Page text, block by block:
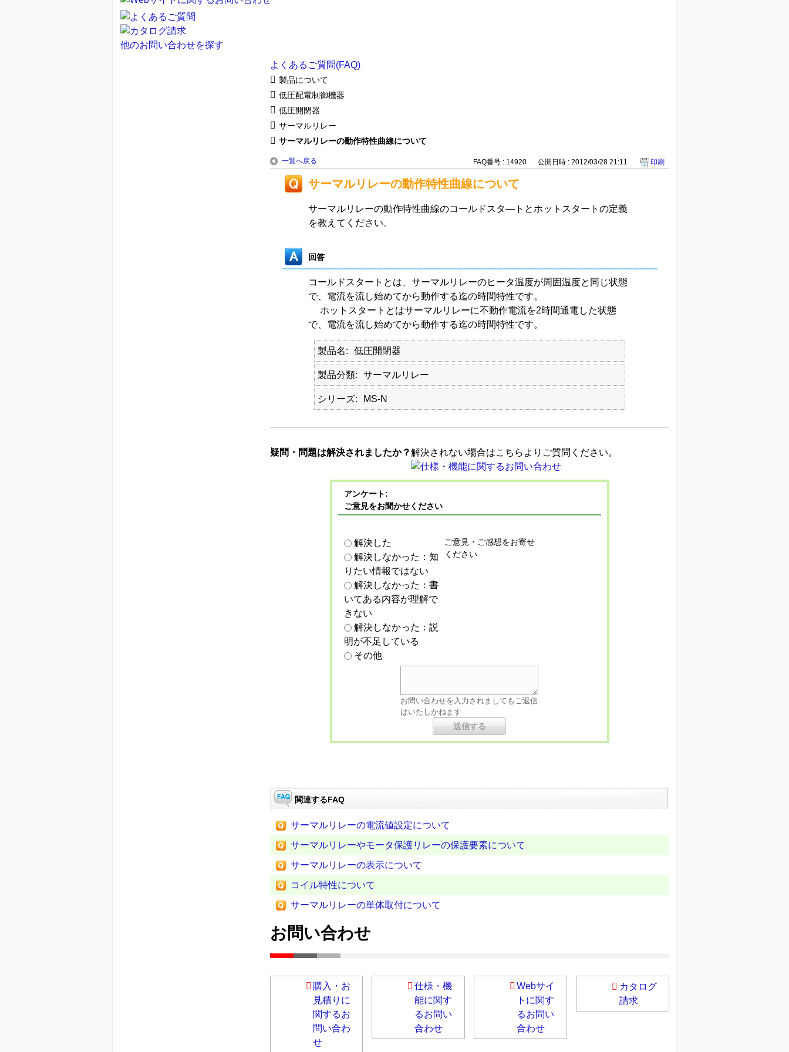
他のお問い合わせを探す
よくあるご質問(FAQ)
製品について
低圧配電制御機器
低圧開閉器
サーマルリレー
サーマルリレーの動作特性曲線について
一覧へ戻る FAQ番号 : 14920 公開日時 : 2012/03/28 21:11 印刷
サーマルリレーの動作特性曲線について
サーマルリレーの動作特性曲線のコールドスタ—トとホットスタートの定義
を教えてください。
回答
コールドスタートとは、サーマルリレーのヒータ温度が周囲温度と同じ状態
で、電流を流し始めてから動作する迄の時間特性です。
ホットスタートとはサーマルリレーに不動作電流を2時間通電した状態
で、電流を流し始めてから動作する迄の時間特性です。
製品名 低圧開閉器
製品分類 サーマルリレー
シリーズ MS-N
疑問・問題は解決されましたか？解決されない場合はこちらよりご質問ください。
アンケート:
ご意見をお聞かせください
解決した
解決しなかった：知
りたい情報ではない
解決しなかった：書
いてある内容が理解で
きない
解決しなかった：説
明が不足している
その他
ご意見・ご感想をお寄せ
ください
お問い合わせを入力されましてもご返信
はいたしかねます
関連するFAQ
サーマルリレーの電流値設定について
サーマルリレーやモータ保護リレーの保護要素について
サーマルリレーの表示について
コイル特性について
サーマルリレーの単体取付について
お問い合わせ
購入・お
見積りに
関するお
問い合わ
せ
仕様・機
能に関す
るお問い
合わせ
Webサイ
トに関す
るお問い
合わせ
カタログ
請求